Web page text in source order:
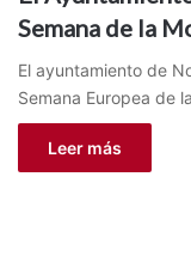
Semana de la
El ayuntamiento de
Semana Europea de
Leer más